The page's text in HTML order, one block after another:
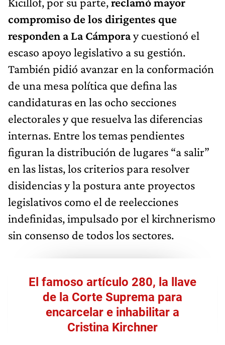
compromiso de los dirigentes que
responden a La Cámporay cuestionó el
escaso apoyo legislativo a su gestión.
También pidió avanzar en la conformación
de una mesa política que defina las
candidaturas en las ocho secciones
electorales y que resuelva las diferencias
internas. Entre los temas pendientes
figuran la distribución de lugares “a salir”
en las listas, los criterios para resolver
disidencias y la postura ante proyectos
legislativos como el de reelecciones
indefinidas, impulsado por el kirchnerismo
sin consenso de todos los sectores.
El famoso artículo 280, la llave
de la Corte Suprema para
encarcelar e inhabilitar a
Cristina Kirchner